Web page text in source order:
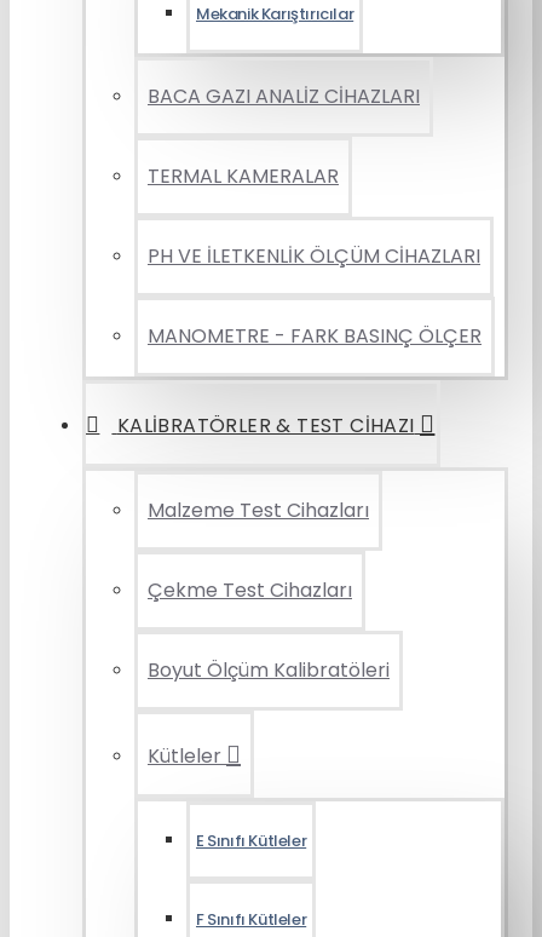
Mekanik Karıştırıcılar
BACA GAZI ANALİZ CİHAZLARI
TERMAL KAMERALAR
PH VE İLETKENLİK ÖLÇÜM CİHAZLARI
MANOMETRE - FARK BASINÇ ÖLÇER
KALIBRATÖRLER & TEST CIHAZI
Malzeme Test Cihazları
Çekme Test Cihazları
Boyut Ölçüm Kalibratöleri
Kütleler
E Sınıfı Kütleler
F Sınıfı Kütleler